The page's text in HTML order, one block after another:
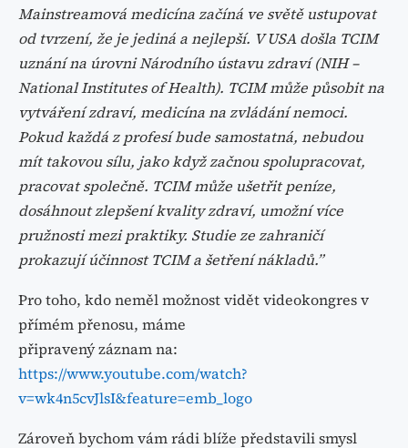
Mainstreamová medicína začíná ve světě ustupovat
od tvrzení, že je jediná a nejlepší. V USA došla TCIM
uznání na úrovni Národního ústavu zdraví (NIH –
National Institutes of Health). TCIM může působit na
vytváření zdraví, medicína na zvládání nemoci.
Pokud každá z profesí bude samostatná, nebudou
mít takovou sílu, jako když začnou spolupracovat,
pracovat společně. TCIM může ušetřit peníze,
dosáhnout zlepšení kvality zdraví, umožní více
pružnosti mezi praktiky. Studie ze zahraničí
prokazují účinnost TCIM a šetření nákladů.”
Pro toho, kdo neměl možnost vidět videokongres v
přímém přenosu, máme
připravený záznam na:
https://www.youtube.com/watch?
v=wk4n5cvJlsI&feature=emb_logo
Zároveň bychom vám rádi blíže představili smysl